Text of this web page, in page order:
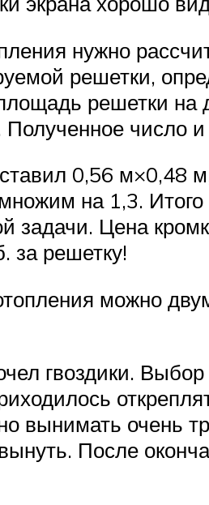
нужно
решетки,
решетки
число
0,56
на 1,3. Итого
задачи. Цена
за решетку!
можно
гвоздики.
вынимать очень
После